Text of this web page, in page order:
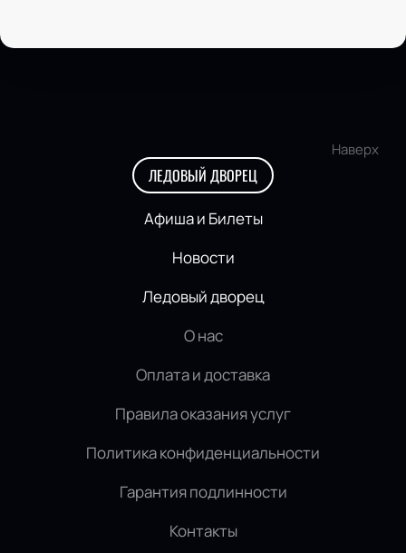
Наверх
ЛЕДОВЫЙ ДВОРЕЦ
Афиша и Билеты
Новости
Ледовый дворец
О нас
Оплата и доставка
Правила оказания услуг
Политика конфиденциальности
Гарантия подлинности
Контакты